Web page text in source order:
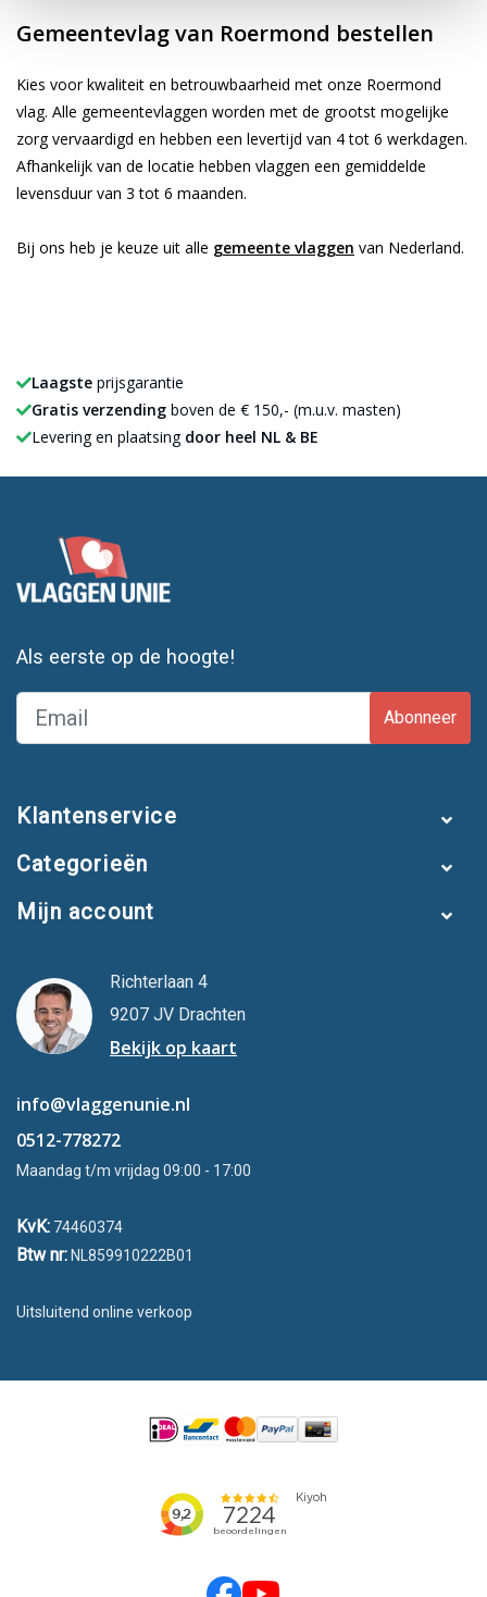
Gemeentevlag van Roermond bestellen
Kies voor kwaliteit en betrouwbaarheid met onze Roermond
vlag. Alle gemeentevlaggen worden met de grootst mogelijke
zorg vervaardigd en hebben een levertijd van 4 tot 6 werkdagen.
Afhankelijk van de locatie hebben vlaggen een gemiddelde
levensduur van 3 tot 6 maanden.
Bij ons heb je keuze uit alle gemeente vlaggen van Nederland.
Laagste prijsgarantie
Gratis verzending boven de € 150,- (m.u.v. masten)
Levering en plaatsing door heel NL & BE
Als eerste op de hoogte!
Abonneer
Klantenservice
Categorieën
Mijn account
Richterlaan 4
9207 JV Drachten
Bekijk op kaart
info@vlaggenunie.nl
0512-778272
Maandag t/m vrijdag 09:00 - 17:00
KvK: 74460374
Btw nr: NL859910222B01
Uitsluitend online verkoop